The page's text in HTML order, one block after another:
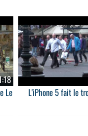
Le
L'iPhone 5 fait le